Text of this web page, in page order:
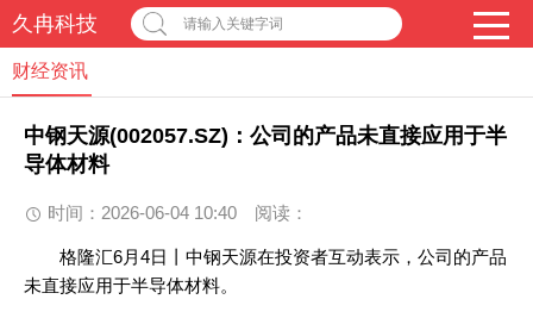
久冉科技 请输入关键字词
财经资讯
中钢天源(002057.SZ)：公司的产品未直接应用于半
导体材料
时间：2026-06-04 10:40 阅读：
格隆汇6月4日丨中钢天源在投资者互动表示，公司的产品
未直接应用于半导体材料。